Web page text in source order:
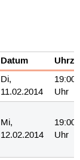
Datum
Di,
11.02.2014
19:00
Uhr
Mi,
12.02.2014
19:00
Uhr